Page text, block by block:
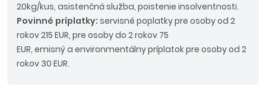
20kg/kus, asistenčná služba, poistenie insolventnosti.
Povinné príplatky: servisné poplatky pre osoby od 2
rokov 215 EUR, pre osoby do 2 rokov 75
EUR, emisný a environmentálny príplatok pre osoby od 2
rokov 30 EUR.